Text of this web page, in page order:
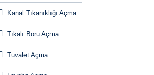
Kanal Tıkanıklığı Açma
Tıkalı Boru Açma
Tuvalet Açma